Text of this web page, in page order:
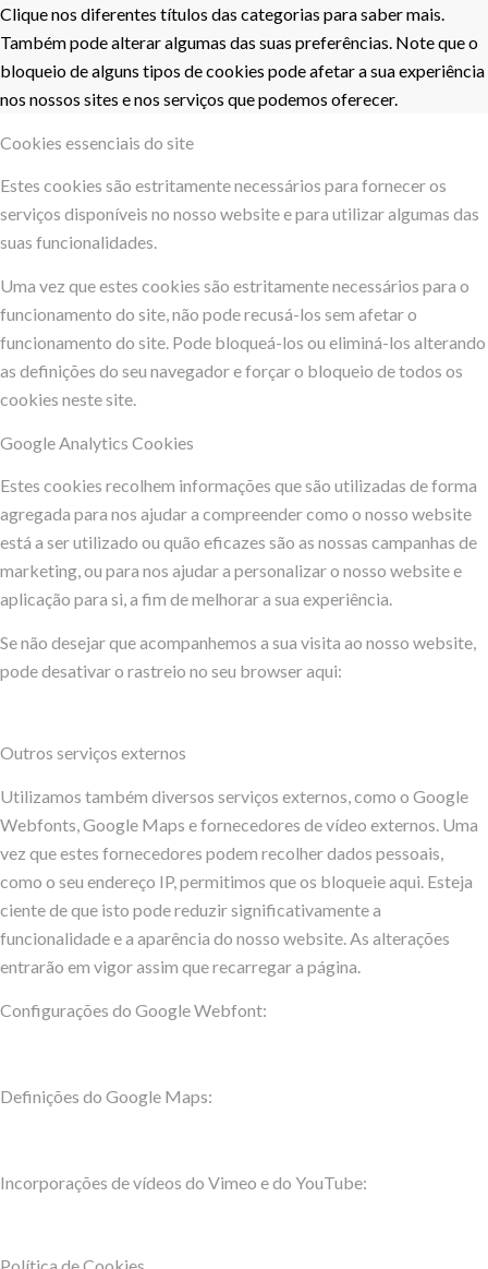
Clique nos diferentes títulos das categorias para saber mais.
Também pode alterar algumas das suas preferências. Note que o
bloqueio de alguns tipos de cookies pode afetar a sua experiência
nos nossos sites e nos serviços que podemos oferecer.
Cookies essenciais do site
Estes cookies são estritamente necessários para fornecer os
serviços disponíveis no nosso website e para utilizar algumas das
suas funcionalidades.
Uma vez que estes cookies são estritamente necessários para o
funcionamento do site, não pode recusá-los sem afetar o
funcionamento do site. Pode bloqueá-los ou eliminá-los alterando
as definições do seu navegador e forçar o bloqueio de todos os
cookies neste site.
Google Analytics Cookies
Estes cookies recolhem informações que são utilizadas de forma
agregada para nos ajudar a compreender como o nosso website
está a ser utilizado ou quão eficazes são as nossas campanhas de
marketing, ou para nos ajudar a personalizar o nosso website e
aplicação para si, a fim de melhorar a sua experiência.
Se não desejar que acompanhemos a sua visita ao nosso website,
pode desativar o rastreio no seu browser aqui:
Outros serviços externos
Utilizamos também diversos serviços externos, como o Google
Webfonts, Google Maps e fornecedores de vídeo externos. Uma
vez que estes fornecedores podem recolher dados pessoais,
como o seu endereço IP, permitimos que os bloqueie aqui. Esteja
ciente de que isto pode reduzir significativamente a
funcionalidade e a aparência do nosso website. As alterações
entrarão em vigor assim que recarregar a página.
Configurações do Google Webfont:
Definições do Google Maps:
Incorporações de vídeos do Vimeo e do YouTube:
Política de Cookies